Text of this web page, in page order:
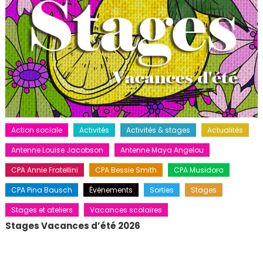
Action sociale Activités Activités & stages
Actualités
Antenne Louise Jacobson
Antenne Maya Angelou
CPA Annie Fratellini
CPA Bessie Smith
CPA Musidora
CPA Pina Bausch
Événements Sorties
Stages
Stages et ateliers
Vacances scolaires
Stages Vacances d’été 2026